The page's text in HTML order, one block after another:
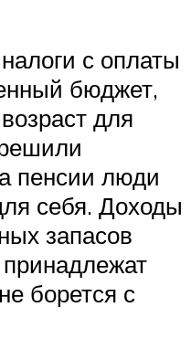
с оплаты
бюджет,
для
пенсии люди
себя. Доходы
запасов
борется с